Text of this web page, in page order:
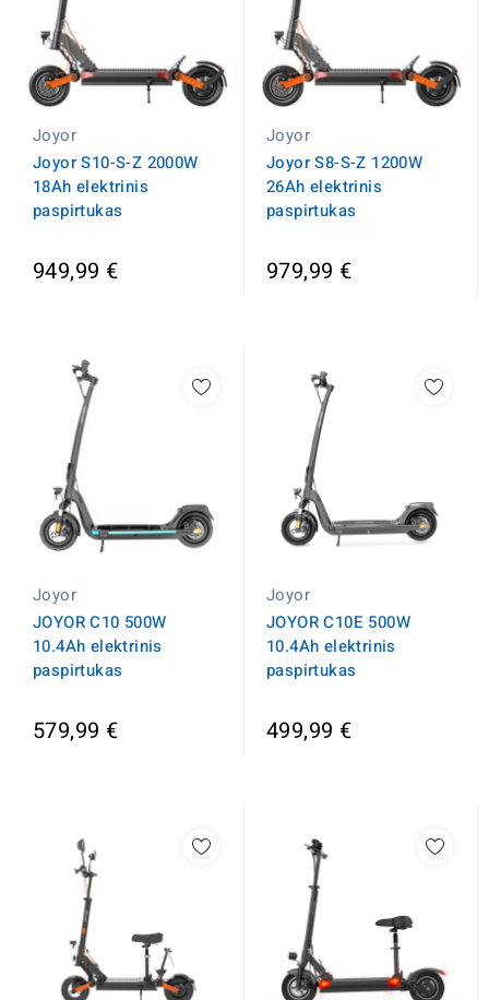
Joyor
Joyor S10-S-Z 2000W
18Ah elektrinis
paspirtukas
949,99 €
Joyor
Joyor S8-S-Z 1200W
26Ah elektrinis
paspirtukas
979,99 €
Joyor
JOYOR C10 500W
10.4Ah elektrinis
paspirtukas
579,99 €
Joyor
JOYOR C10E 500W
10.4Ah elektrinis
paspirtukas
499,99 €